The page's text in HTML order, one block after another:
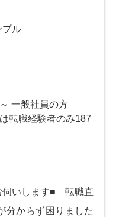
プル
一般社員の方
転職経験者のみ187
伺いします■ 転職直
分からず困りました